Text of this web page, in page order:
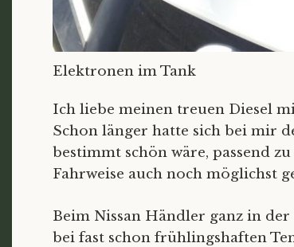
Elektronen im Tank
Ich liebe meinen treuen Diesel
Schon länger hatte sich bei mir
bestimmt schön wäre, passend
Fahrweise auch noch möglichst
Beim Nissan Händler ganz in
bei fast schon frühlingshaften